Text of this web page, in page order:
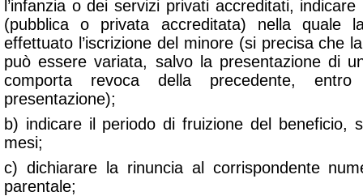
l’infanzia o dei servizi privati accreditati,
(pubblica o privata accreditata) nella quale
effettuato l’iscrizione del minore (si precisa che
può essere variata, salvo la presentazione di
comporta revoca della precedente,
presentazione);
b) indicare il periodo di fruizione del beneficio,
mesi;
c) dichiarare la rinuncia al corrispondente
parentale;